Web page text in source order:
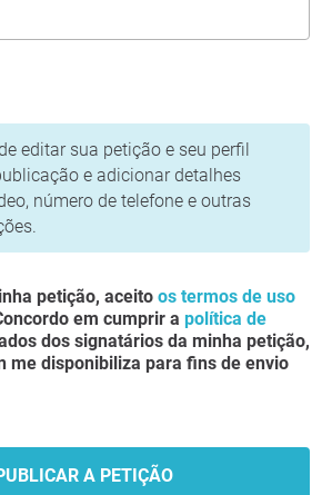
editar sua petição e seu perfil
e adicionar detalhes
número de telefone e outras
petição, aceito os termos de uso
em cumprir a política de
dos signatários da minha petição,
me disponibiliza para fins de envio
A PETIÇÃO